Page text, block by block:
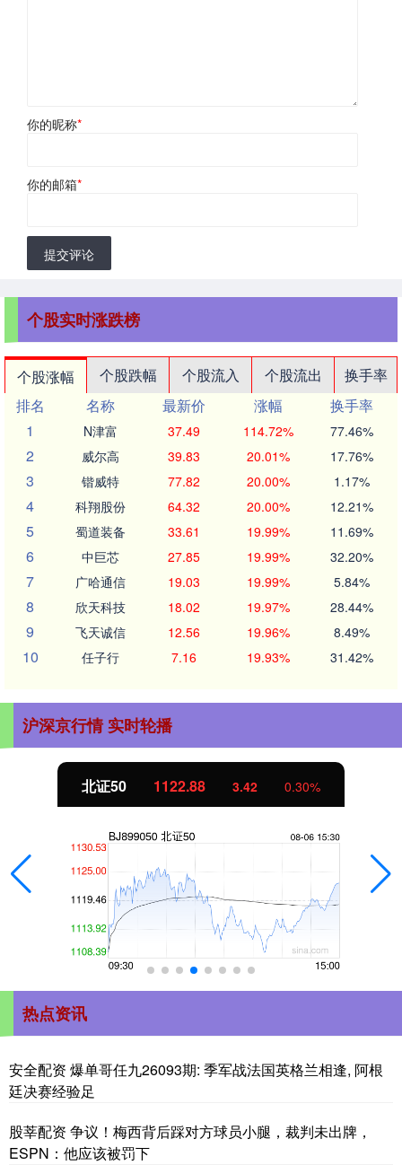
你的昵称*
你的邮箱*
提交评论
个股实时涨跌榜
个股涨幅 个股跌幅 个股流入 个股流出
换手率
排名
名称 最新价 涨幅
换手率
1
N津富 37.49 114.72% 77.46%
2 威尔高 39.83 20.01% 17.76%
3 锴威特 77.82 20.00% 1.17%
4 科翔股份 64.32 20.00% 12.21%
5 蜀道装备 33.61 19.99% 11.69%
6 中巨芯 27.85 19.99% 32.20%
7 广哈通信 19.03 19.99% 5.84%
8 欣天科技 18.02 19.97% 28.44%
9 飞天诚信 12.56 19.96% 8.49%
10 任子行 7.16 19.93% 31.42%
沪深京行情 实时轮播
北证50 1122.88 3.42 0.30%
热点资讯
安全配资 爆单哥任九26093期: 季军战法国英格兰相逢, 阿根
廷决赛经验足
股莘配资 争议！梅西背后踩对方球员小腿，裁判未出牌，
ESPN：他应该被罚下